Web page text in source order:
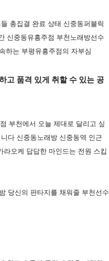
총집결 완료 상태 신중동퍼블릭
신중동유흥주점 부천노래방선수
하는 부평유흥주점의 자부심
고 품격 있게 취할 수 있는 공
부천에서 오늘 제대로 달리고 싶
다 신중동노래방 신중동역 인근
오케 답답한 마인드는 전원 스킵
당신의 판타지를 채워줄 부천선수